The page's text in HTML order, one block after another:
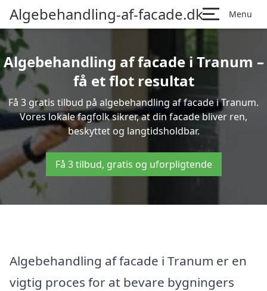
Algebehandling-af-facade.dk Menu
Algebehandling af facade i Tranum –
få et flot resultat
Få 3 gratis tilbud på algebehandling af facade i Tranum.
Vores lokale fagfolk sikrer, at din facade bliver ren,
beskyttet og langtidsholdbar.
Få 3 tilbud, gratis og uforpligtende
Algebehandling af facade i Tranum er en
vigtig proces for at bevare bygningers